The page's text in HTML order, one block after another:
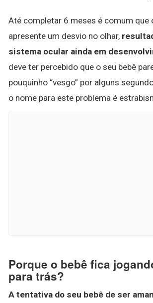
Até completar 6 meses é comum que
apresente um desvio no olhar,
sistema ocular ainda em
deve ter percebido que o seu bebê
pouquinho “vesgo” por alguns
o nome para este problema é
Porque o bebê fica
para trás?
A tentativa do seu bebê de ser